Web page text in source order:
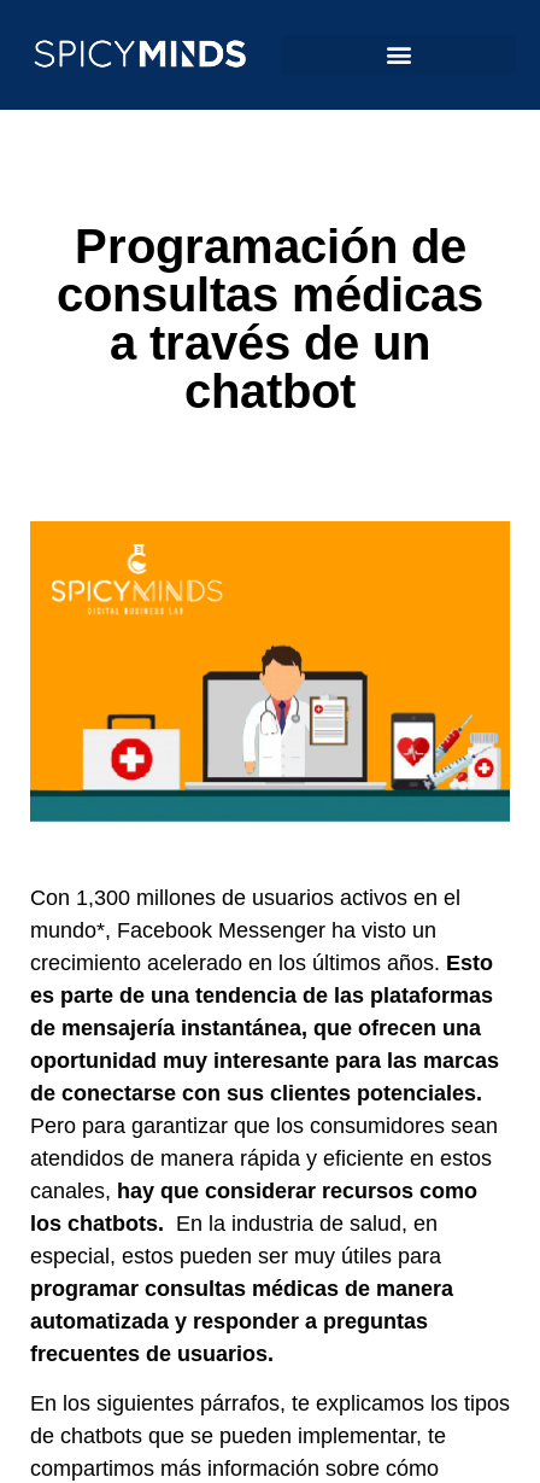
Programación de
consultas médicas
a través de un
chatbot
Con 1,300 millones de usuarios activos en el
mundo*, Facebook Messenger ha visto un
crecimiento acelerado en los últimos años. Esto
es parte de una tendencia de las plataformas
de mensajería instantánea, que ofrecen una
oportunidad muy interesante para las marcas
de conectarse con sus clientes potenciales.
Pero para garantizar que los consumidores sean
atendidos de manera rápida y eficiente en estos
canales, hay que considerar recursos como
los chatbots. En la industria de salud, en
especial, estos pueden ser muy útiles para
programar consultas médicas de manera
automatizada y responder a preguntas
frecuentes de usuarios.
En los siguientes párrafos, te explicamos los tipos
de chatbots que se pueden implementar, te
compartimos más información sobre cómo